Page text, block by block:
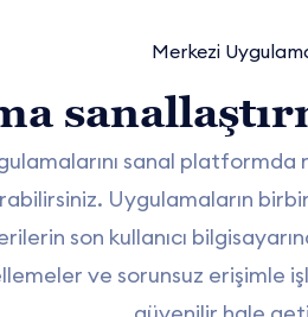
Merkezi
sanal
Uygulamaların
son kullanıcı
ve sorunsuz erişimle